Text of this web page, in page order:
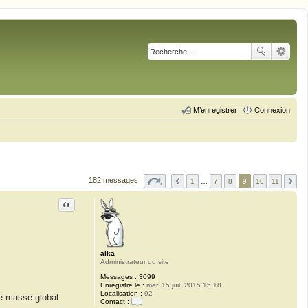
Connexion
M’enregistrer
182 messages 1 7 8 9 10 11
alka
Administrateur du site
Messages : 3099
Enregistré le : mer. 15 juil. 2015 15:18
Localisation : 92
Contact :
Citation
masse global.